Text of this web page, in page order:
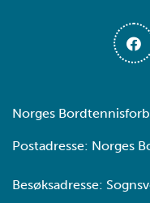
Norges
Postadresse: Norges
Besøksadresse: